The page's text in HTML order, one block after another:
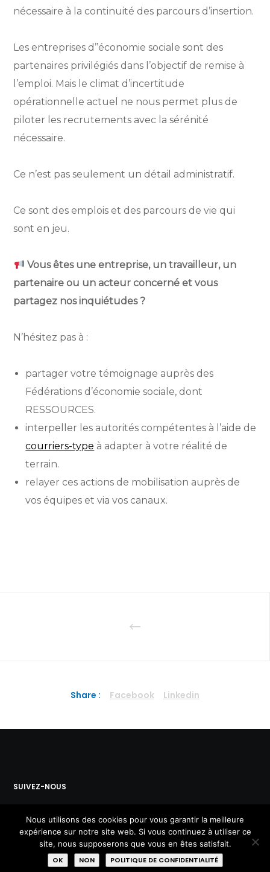
nécessaire à la continuité des parcours d’insertion.
Les entreprises d’’économie sociale sont des
partenaires privilégiés dans l’objectif de remise à
l’emploi. Mais le climat d’incertitude
opérationnelle actuel ne nous permet plus de
piloter les recrutements avec la sérénité
nécessaire.
Ce n’est pas seulement un détail administratif.
Ce sont des emplois et des parcours de vie qui
sont en jeu.
Vous êtes une entreprise, un travailleur, un
partenaire ou un acteur concerné et vous
partagez nos inquiétudes ?
N’hésitez pas à :
partager votre témoignage auprès des
Fédérations d’économie sociale, dont
RESSOURCES.
interpeller les autorités compétentes à l’aide de
courriers-type à adapter à votre réalité de
terrain.
relayer ces actions de mobilisation auprès de
vos équipes et via vos canaux.
Share : Facebook Linkedin
SUIVEZ-NOUS
Nous utilisons des cookies pour vous garantir la meilleure
expérience sur notre site web. Si vous continuez à utiliser ce
site, nous supposerons que vous en êtes satisfait.
OK
NON POLITIQUE DE CONFIDENTIALITÉ